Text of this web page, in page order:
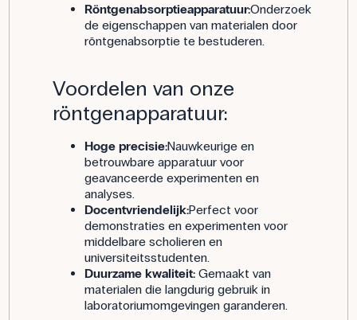
Röntgenabsorptieapparatuur:Onderzoek
de eigenschappen van materialen door
röntgenabsorptie te bestuderen.
Voordelen van onze
röntgenapparatuur:
Hoge precisie:Nauwkeurige en
betrouwbare apparatuur voor
geavanceerde experimenten en
analyses.
Docentvriendelijk:Perfect voor
demonstraties en experimenten voor
middelbare scholieren en
universiteitsstudenten.
Duurzame kwaliteit:Gemaakt van
materialen die langdurig gebruik in
laboratoriumomgevingen garanderen.